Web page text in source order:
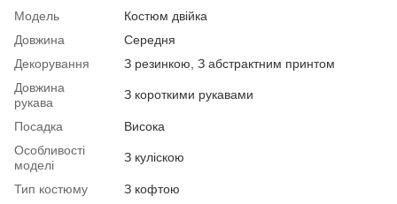
Модель
Костюм двійка
Довжина
Середня
Декорування
З резинкою, З абстрактним принтом
Довжина
рукава
З короткими рукавами
Посадка
Висока
Особливості
моделі
З куліскою
Тип костюму
З кофтою